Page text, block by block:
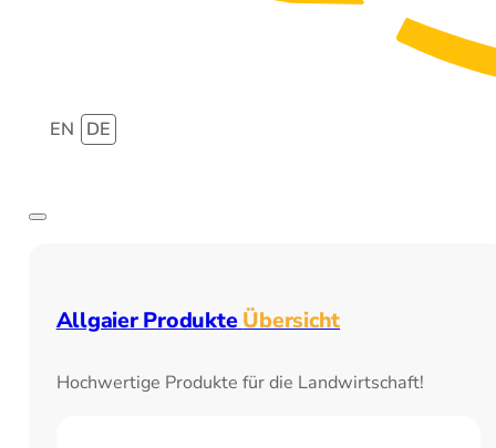
EN DE
Allgaier ProdukteÜbersicht
Hochwertige Produkte für die Landwirtschaft!